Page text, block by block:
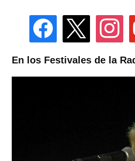
facebook instagram
En los Festivales de la